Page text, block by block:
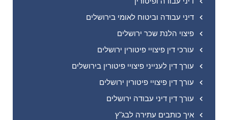
דיני עבודה וביטוח לאומי בירושלים
פיצוי הלנת שכר ירושלים
עורכי דין פיצויי פיטורין ירושלים
עורך דין לענייני פיצויי פיטורין בירושלים
עורך דין פיצויי פיטורין ירושלים
עורך דין דיני עבודה ירושלים
איך כותבים עתירה לבג"ץ